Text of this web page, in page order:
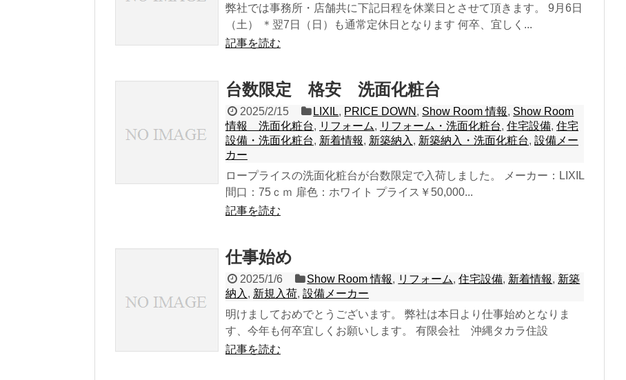
弊社では事務所・店舗共に下記日程を休業日とさせて頂きます。 9月6日
（土） ＊翌7日（日）も通常定休日となります 何卒、宜しく...
記事を読む
台数限定 格安 洗面化粧台
2025/2/15 LIXIL, PRICE DOWN , Show Room 情報, Show Room
情報 洗面化粧台, リフォーム, リフォーム・洗面化粧台, 住宅設備, 住宅
設備・洗面化粧台, 新着情報, 新築納入 , 新築納入・洗面化粧台, 設備メー
カー
ロープライスの洗面化粧台が台数限定で入荷しました。 メーカー：LIXIL
間口：75ｃｍ 扉色：ホワイト プライス￥50,000...
記事を読む
仕事始め
2025/1/6 Show Room 情報, リフォーム,住宅設備, 新着情報, 新築
納入 , 新規入荷, 設備メーカー
明けましておめでとうございます。 弊社は本日より仕事始めとなりま
す、今年も何卒宜しくお願いします。 有限会社 沖縄タカラ住設
記事を読む